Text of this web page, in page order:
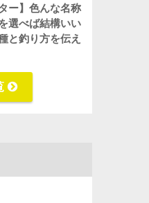
ー】色んな名称
選べば結構いい
と釣り方を伝え